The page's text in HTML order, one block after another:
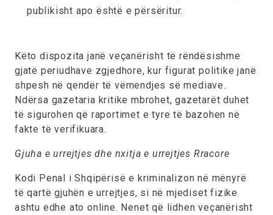
publikisht apo është e përsëritur.
Këto dispozita janë veçanërisht të rëndësishme
gjatë periudhave zgjedhore, kur figurat politike janë
shpesh në qendër të vëmendjes së mediave.
Ndërsa gazetaria kritike mbrohet, gazetarët duhet
të sigurohen që raportimet e tyre të bazohen në
fakte të verifikuara.
Gjuha e urrejtjes dhe nxitja e urrejtjes Rracore
Kodi Penal i Shqipërisë e kriminalizon në mënyrë
të qartë gjuhën e urrejtjes, si në mjediset fizike
ashtu edhe ato online. Nenet që lidhen veçanërisht